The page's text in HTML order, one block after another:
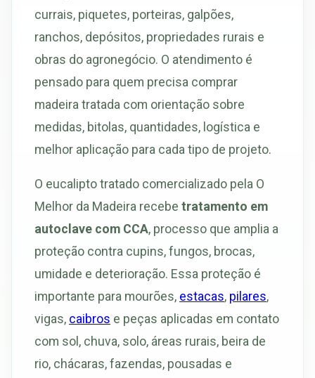
currais, piquetes, porteiras, galpões,
ranchos, depósitos, propriedades rurais e
obras do agronegócio. O atendimento é
pensado para quem precisa comprar
madeira tratada com orientação sobre
medidas, bitolas, quantidades, logística e
melhor aplicação para cada tipo de projeto.
O eucalipto tratado comercializado pela O
Melhor da Madeira recebe tratamento em
autoclave com CCA, processo que amplia a
proteção contra cupins, fungos, brocas,
umidade e deterioração. Essa proteção é
importante para mourões, estacas, pilares,
vigas, caibros e peças aplicadas em contato
com sol, chuva, solo, áreas rurais, beira de
rio, chácaras, fazendas, pousadas e